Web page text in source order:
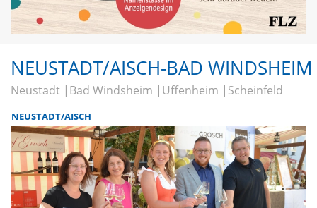
NEUSTADT/AISCH-BAD WINDSHEIM
Neustadt Bad Windsheim Uffenheim Scheinfeld
NEUSTADT/AISCH